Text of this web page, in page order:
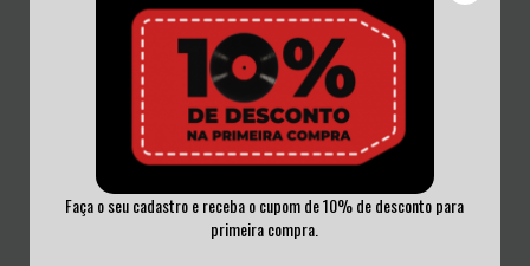
Faça o seu cadastro e receba o cupom de 10% de desconto para
primeira compra.